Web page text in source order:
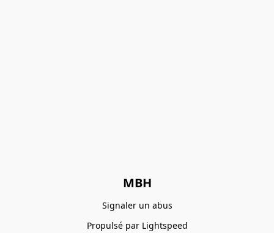
MBH
Signaler un abus
Propulsé par Lightspeed